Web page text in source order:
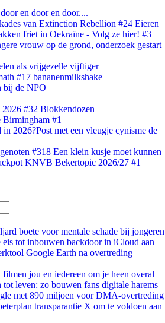
en door en door....
van Extinction Rebellion #24 Eieren
friet in Oekraïne - Volg ze hier! #3
vrouw op de grond, onderzoek gestart
als vrijgezelle vijftiger
#17 bananenmilkshake
bij de NPO
#32 Blokkendozen
#1
in 2026?Post met een vleugje cynisme de
#318 Een klein kusje moet kunnen
KNVB Bekertopic 2026/27 #1
boete voor mentale schade bij jongeren
tot inbouwen backdoor in iCloud aan
Google Earth na overtreding
jou en iedereen om je heen overal
leven: zo bouwen fans digitale harems
met 890 miljoen voor DMA-overtreding
transparantie X om te voldoen aan